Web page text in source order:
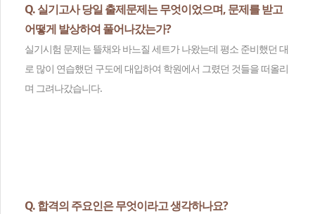
Q. 실기고사 당일 출제문제는 무엇이었으며, 문제를 받고
어떻게 발상하여 풀어나갔는가?
실기시험 문제는 뜰채와 바느질 세트가 나왔는데 평소 준비했던 대
로 많이 연습했던 구도에 대입하여 학원에서 그렸던 것들을 떠올리
며 그려나갔습니다.
Q. 합격의 주요인은 무엇이라고 생각하나요?